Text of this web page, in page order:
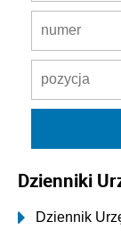
Dzienniki
Dziennik